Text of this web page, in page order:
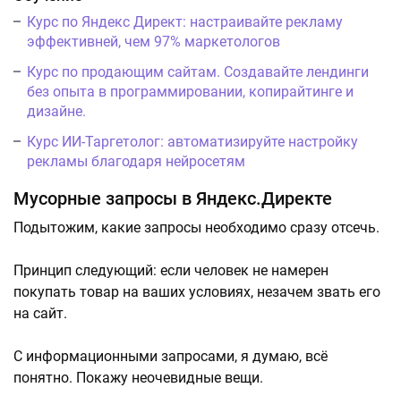
Курс по Яндекс Директ: настраивайте рекламу
эффективней, чем 97% маркетологов
Курс по продающим сайтам. Создавайте лендинги
без опыта в программировании, копирайтинге и
дизайне.
Курс ИИ-Таргетолог: автоматизируйте настройку
рекламы благодаря нейросетям
Мусорные запросы в Яндекс.Директе
Подытожим, какие запросы необходимо сразу отсечь.
Принцип следующий: если человек не намерен
покупать товар на ваших условиях, незачем звать его
на сайт.
С информационными запросами, я думаю, всё
понятно. Покажу неочевидные вещи.